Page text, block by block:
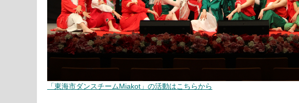
「東海市ダンスチームMiakot」の活動はこちらから